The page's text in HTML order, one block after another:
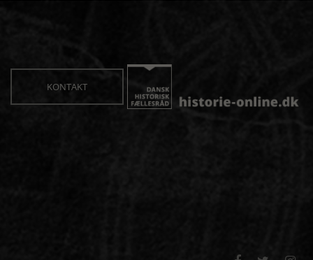
KONTAKT